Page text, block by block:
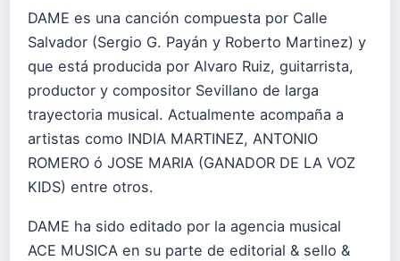
DAME es una canción compuesta por Calle
Salvador (Sergio G. Payán y Roberto Martinez) y
que está producida por Alvaro Ruiz, guitarrista,
productor y compositor Sevillano de larga
trayectoria musical. Actualmente acompaña a
artistas como INDIA MARTINEZ, ANTONIO
ROMERO ó JOSE MARIA (GANADOR DE LA VOZ
KIDS) entre otros.
DAME ha sido editado por la agencia musical
ACE MUSICA en su parte de editorial & sello &